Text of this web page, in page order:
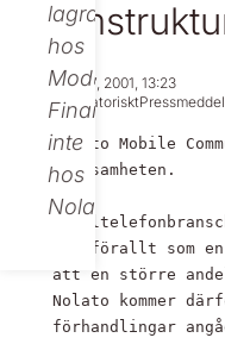
lagras
hos
Modular
Finance,
inte
hos
Nolato.
Feb 27, 2001, 13:23
Regulatoriskt
Nolato Mobile
verksamheten.
framförallt som
att en större
Nolato kommer
förhandlingar